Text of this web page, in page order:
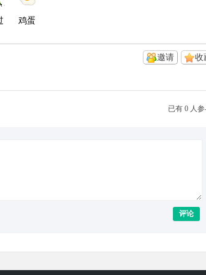
鸡蛋
收
邀请
已有 0 人
评论